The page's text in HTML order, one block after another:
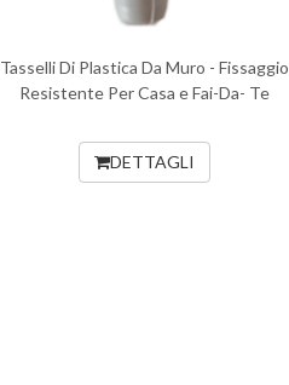
Tasselli Di Plastica Da Muro - Fissaggio
Resistente Per Casa e Fai-Da- Te
DETTAGLI